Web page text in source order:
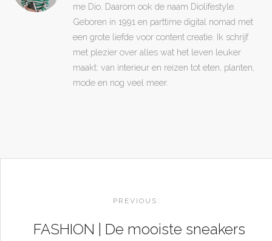
me Dio. Daarom ook de naam Diolifestyle.
Geboren in 1991 en parttime digital nomad met
een grote liefde voor content creatie. Ik schrijf
met plezier over alles wat het leven leuker
maakt: van interieur en reizen tot eten, planten,
mode en nog veel meer.
NAVIGATION
PREVIOUS:
FASHION | De mooiste sneakers